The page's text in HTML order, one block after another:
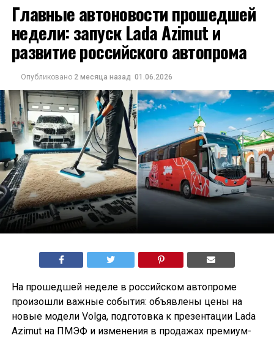
Главные автоновости прошедшей
недели: запуск Lada Azimut и
развитие российского автопрома
Опубликовано 2 месяца назад 01.06.2026
На прошедшей неделе в российском автопроме
произошли важные события: объявлены цены на
новые модели Volga, подготовка к презентации Lada
Azimut на ПМЭФ и изменения в продажах премиум-